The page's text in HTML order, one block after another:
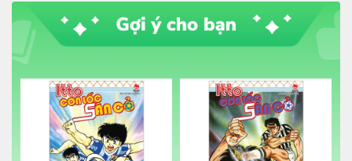
==========================
Mã hàng
8935246938256
Tác giả
Tên NCC
Bizbooks
NXB
Hồng Đức
Kích thước bao bì16*24cm
Số trang
325